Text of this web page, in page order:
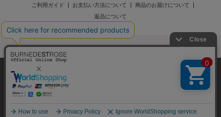
価格(安い順)
価格(高い順)
商品品番
ご利用ガイド お支払い方法について
商品のお届けについて
返品について
公式オンラインショップご利用規約
メンバーズポイントプログラム規約
特定商取引法に基づく表示
個人情報保護指針
Copyright © BURNEDESTROSE Japan Limited All Rights Reserved.
弊社はCookieを利用し、Webの利便性向上に努め
ております。「承諾する」をクリックしていただ
くと、お客様に最適な内容を提供することが可能
ご覧ください。
承諾する